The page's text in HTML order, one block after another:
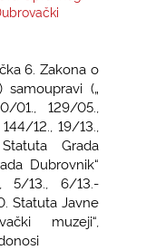
6. Zakona o
(„
01., 129/05.,
12., 19/13.,
Grada
Dubrovnik“
5/13., 6/13.-
Statuta Javne
muzeji“,